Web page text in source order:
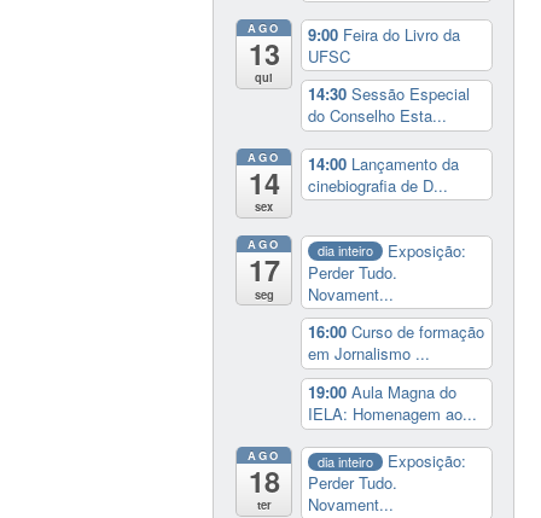
AGO
13
qui
9:00 Feira do Livro da
UFSC
14:30Sessão Especial
do Conselho Esta...
AGO
14
sex
14:00 Lançamento da
cinebiografia de D...
AGO
17
seg
dia inteiro
Exposição:
Perder Tudo.
Novament...
16:00Curso de formação
em Jornalismo ...
19:00Aula Magna do
IELA: Homenagem ao...
AGO
18
ter
dia inteiro
Exposição:
Perder Tudo.
Novament...